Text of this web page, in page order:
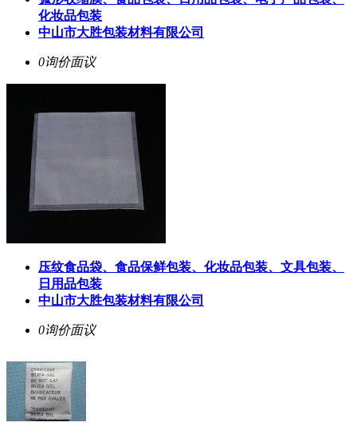
化妆品包装
中山市大胜包装材料有限公司
0询价面议
压纹食品袋、食品保鲜包装、化妆品包装、文具包装、
日用品包装
中山市大胜包装材料有限公司
0询价面议